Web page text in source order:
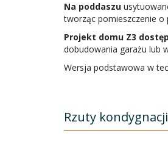
Na poddaszu
tworząc pomieszczenie o
Projekt domu Z3
dobudowania garażu lub
Wersja podstawowa w
Rzuty kondygnacji